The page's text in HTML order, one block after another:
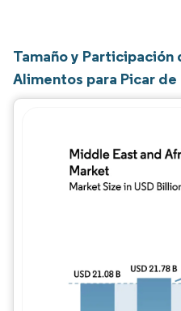
Tamaño y Participación
Alimentos para Picar